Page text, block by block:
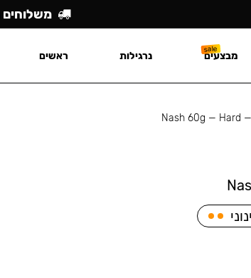
Nash 60g — Hard
משלוחים
מבצעים נרגילות ראשים